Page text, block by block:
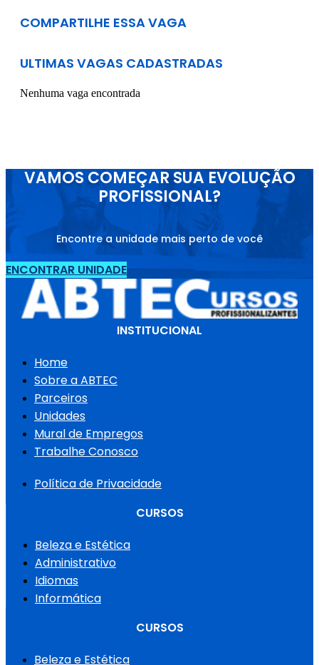
COMPARTILHE ESSA VAGA
ULTIMAS VAGAS CADASTRADAS
Nenhuma vaga encontrada
VAMOS COMEÇAR SUA EVOLUÇÃO
PROFISSIONAL?
Encontre a unidade mais perto de você
ENCONTRAR UNIDADE
INSTITUCIONAL
Home
Sobre a ABTEC
Parceiros
Unidades
Mural de Empregos
Trabalhe Conosco
Política de Privacidade
CURSOS
Beleza e Estética
Administrativo
Idiomas
Informática
CURSOS
Beleza e Estética